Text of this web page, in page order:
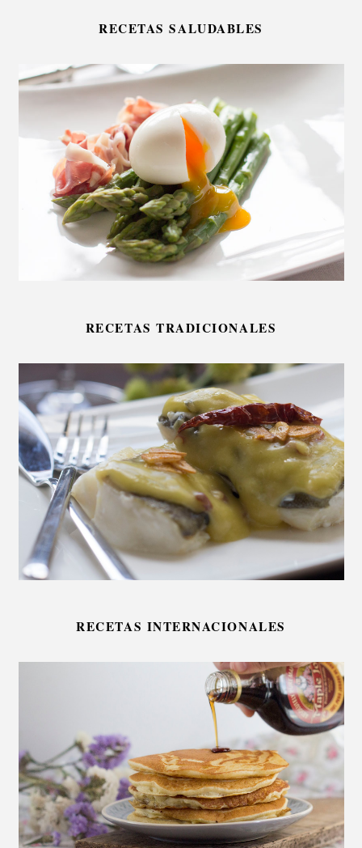
RECETAS SALUDABLES
RECETAS TRADICIONALES
RECETAS INTERNACIONALES